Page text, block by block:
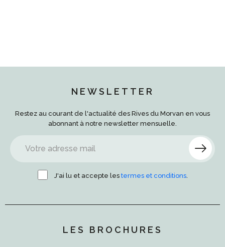
NEWSLETTER
Restez au courant de l'actualité des Rives du Morvan en vous
abonnant à notre newsletter mensuelle.
J'ai lu et accepte les termes et conditions.
LES BROCHURES